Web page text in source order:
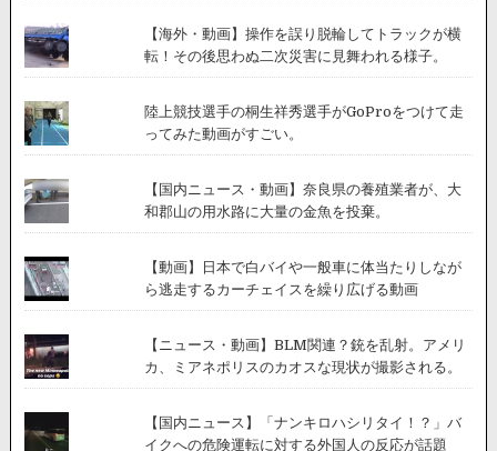
【海外・動画】操作を誤り脱輪してトラックが横
転！その後思わぬ二次災害に見舞われる様子。
陸上競技選手の桐生祥秀選手がGoProをつけて走
ってみた動画がすごい。
【国内ニュース・動画】奈良県の養殖業者が、大
和郡山の用水路に大量の金魚を投棄。
【動画】日本で白バイや一般車に体当たりしなが
ら逃走するカーチェイスを繰り広げる動画
【ニュース・動画】BLM関連？銃を乱射。アメリ
カ、ミアネポリスのカオスな現状が撮影される。
【国内ニュース】「ナンキロハシリタイ！？」バ
イクへの危険運転に対する外国人の反応が話題